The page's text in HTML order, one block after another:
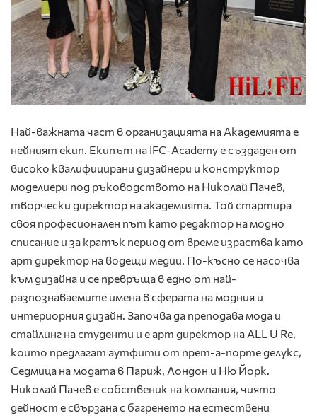
Най-важната част в организацията на Академията е
нейният екип. Екипът на IFC-Academy е създаден от
високо квалифицирани дизайнери и конструктор
моделиери под ръководството на Николай Пачев,
творчески директор на академията. Той стартира
своя професионален път като редактор на модно
списание и за кратък период от време израства като
арт директор на водещи медии. По-късно се насочва
към дизайна и се превръща в едно от най-
разпознаваемите имена в сферата на модния и
интериорния дизайн. Започва да преподава мода и
стайлинг на студенти и е арт директор на ALL U Re,
които предлагат аутфити от прет-а-порте делукс,
Седмица на модата в Париж, Лондон и Ню Йорк.
Николай Пачев е собственик на компания, чиято
дейност е свързана с багренето на естествени